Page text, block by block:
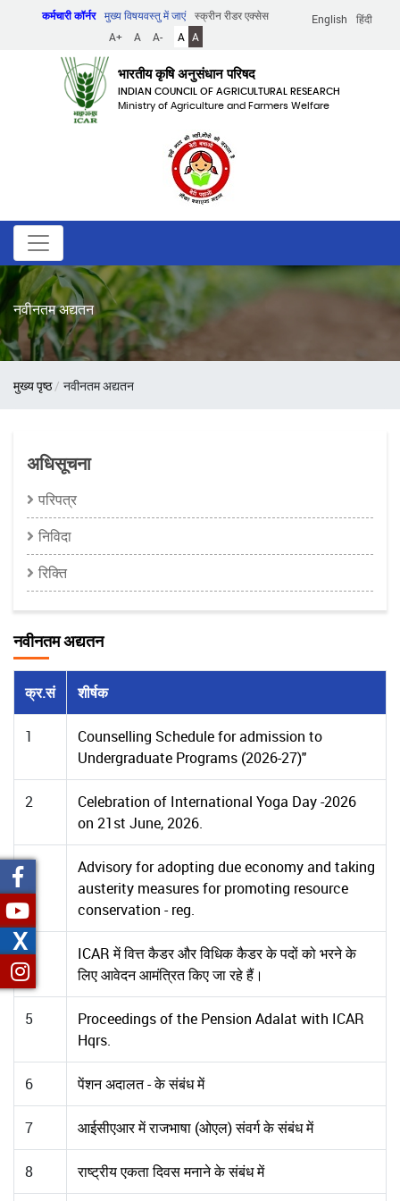
English हिंदी
कर्मचारी कॉर्नर मुख्य विषयवस्तु में जाएं
स्क्रीन रीडर एक्सेस
A+
A A- A A
भारतीय कृषि अनुसंधान परिषद
INDIAN COUNCIL OF AGRICULTURAL RESEARCH
Ministry of Agriculture and Farmers Welfare
नवीनतम अद्यतन
पग
मुख्य पृष्ठ नवीनतम अद्यतन
अधिसूचना
परिपत्र
निविदा
रिक्ति
नवीनतम अद्यतन
क्र.सं शीर्षक
1
Counselling Schedule for admission to
Undergraduate Programs (2026-27)"
2
Celebration of International Yoga Day -2026
on 21st June, 2026.
3
Advisory for adopting due economy and taking
austerity measures for promoting resource
conservation - reg.
4
ICAR में वित्त कैडर और विधिक कैडर के पदों को भरने के
लिए आवेदन आमंत्रित किए जा रहे हैं।
5
Proceedings of the Pension Adalat with ICAR
Hqrs.
6 पेंशन अदालत - के संबंध में
7 आईसीएआर में राजभाषा (ओएल) संवर्ग के संबंध में
8 राष्ट्रीय एकता दिवस मनाने के संबंध में
X